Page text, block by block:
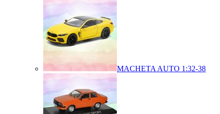
MACHETA AUTO 1:32-38